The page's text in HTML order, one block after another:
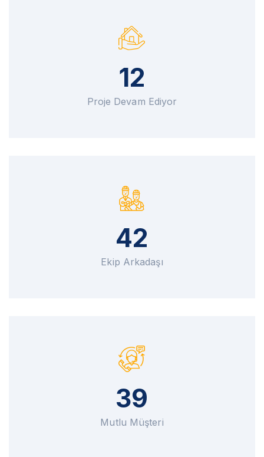
12
Proje Devam Ediyor
42
Ekip Arkadaşı
39
Mutlu Müşteri